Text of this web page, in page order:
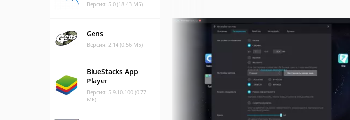
Версия: 5.0 (18.43 МБ)
Gens
Версия: 2.14 (0.56 МБ)
BlueStacks App
Player
Версия: 5.9.10.100 (0.77
МБ)